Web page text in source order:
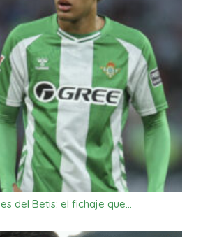
del Betis: el fichaje que…